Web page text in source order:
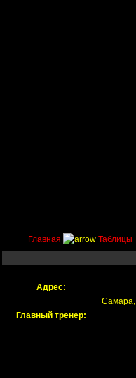
Главная Таблицы
Адрес:
Самара,
Главный тренер: